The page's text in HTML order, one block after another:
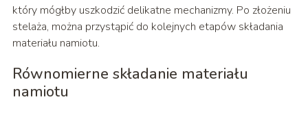
który mógłby uszkodzić delikatne mechanizmy. Po złożeniu
stelaża, można przystąpić do kolejnych etapów składania
materiału namiotu.
Równomierne składanie materiału
namiotu